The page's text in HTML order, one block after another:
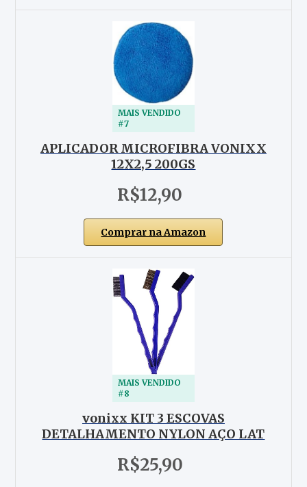
MAIS VENDIDO
#7
APLICADOR MICROFIBRA VONIXX
12X2,5 200GS
R$12,90
Comprar na Amazon
MAIS VENDIDO
#8
vonixx KIT 3 ESCOVAS
DETALHAMENTO NYLON AÇO LAT
R$25,90